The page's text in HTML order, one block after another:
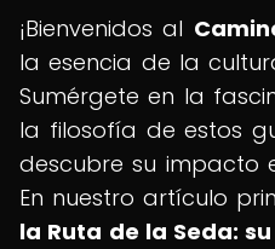
¡Bienvenidos al
la esencia de la
Sumérgete en la
la filosofía de estos
descubre su impacto
En nuestro artículo
la Ruta de la Seda: